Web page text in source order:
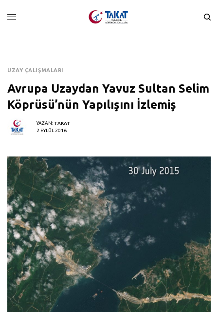
UZAY ÇALIŞMALARI
Avrupa Uzaydan Yavuz Sultan Selim
Köprüsü’nün Yapılışını İzlemiş
YAZAN: TAKAT
2 EYLÜL 2016